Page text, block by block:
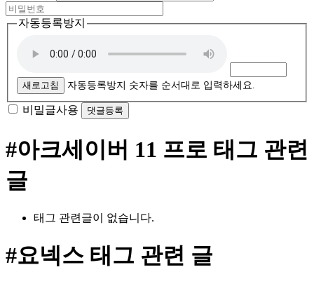
자동등록방지
새로고침 자동등록방지 숫자를 순서대로 입력하세요.
비밀글사용
#아크세이버 11 프로 태그 관련
글
태그 관련글이 없습니다.
#요넥스 태그 관련 글